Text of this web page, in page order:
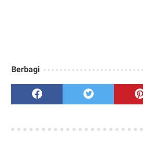
Berbagi